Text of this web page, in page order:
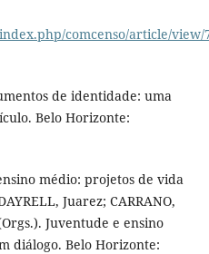
comcenso/article/view/
de identidade: uma
Belo Horizonte:
médio: projetos de vida
Juarez; CARRANO,
Juventude e ensino
diálogo. Belo Horizonte: